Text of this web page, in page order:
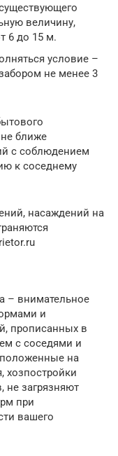
величину,
6 до 15 м.
условие –
не менее 3
ближе
с соблюдением
к соседнему
насаждений на
– внимательное
и
прописанных в
с соседями и
на
хозпостройки
загрязняют
при
вашего